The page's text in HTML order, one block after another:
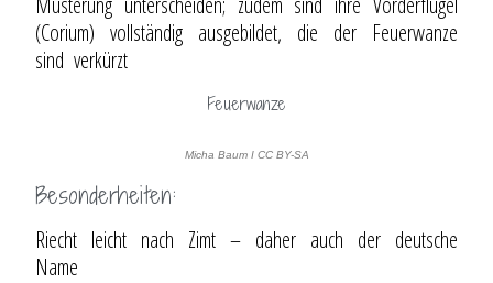
(Corium) vollständig ausgebildet, die der Feuerwanze
sind verkürzt
Feuerwanze
Micha Baum I CC BY-SA
Besonderheiten:
Riecht leicht nach Zimt – daher auch der deutsche
Name